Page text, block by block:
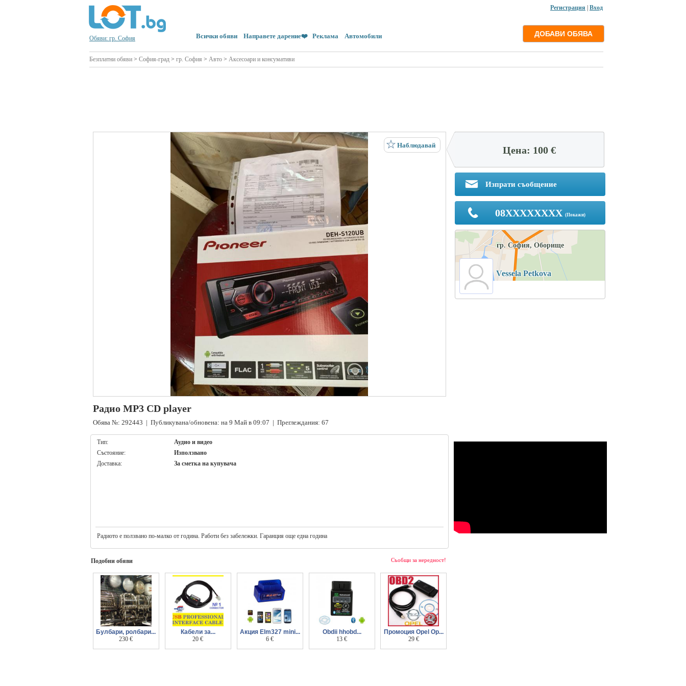
Регистрация Вход
Обяви: гр. София Всички обяви Направете дарение❤️ Реклама Автомобили
Безплатни обяви > София-град > гр. София > Авто > Аксесоари и консумативи
Наблюдавай
Радио MP3 CD player
Обява №: 292443 | Публикувана/обновена: на 9 Май в 09:07 | Преглеждания: 67
Тип:
Аудио и видео
Състояние:
Използвано
Доставка:
За сметка на купувача
Радиото е ползвано по-малко от година. Работи без забележки. Гаранция още една година
Съобщи за нередност!
Подобни обяви
Булбари, ролбари...
и степенки за
230 €
Кабели за...
диагностика на
20 €
Акция Elm327 mini...
Bluetooth скенер
6 €
Obdii hhobd...
Bluetooth
13 €
Промоция Opel Op...
- V1.95 Can Obd2 -
29 €
Цена: 100 €
Изпрати съобщение
08XXXXXXXX (Покажи)
гр. София, Оборище
Vessela Petkova